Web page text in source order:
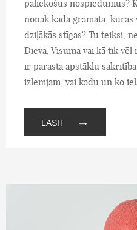
paliekošus nospiedumus?
nonāk kāda grāmata,
dziļākās stīgas? Tu teiksi,
Dieva, Visuma vai kā tik
ir parasta apstākļu
izlemjam, vai kādu un ko
LASĪT →